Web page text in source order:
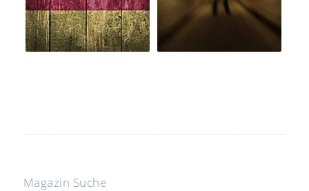
Magazin Suche